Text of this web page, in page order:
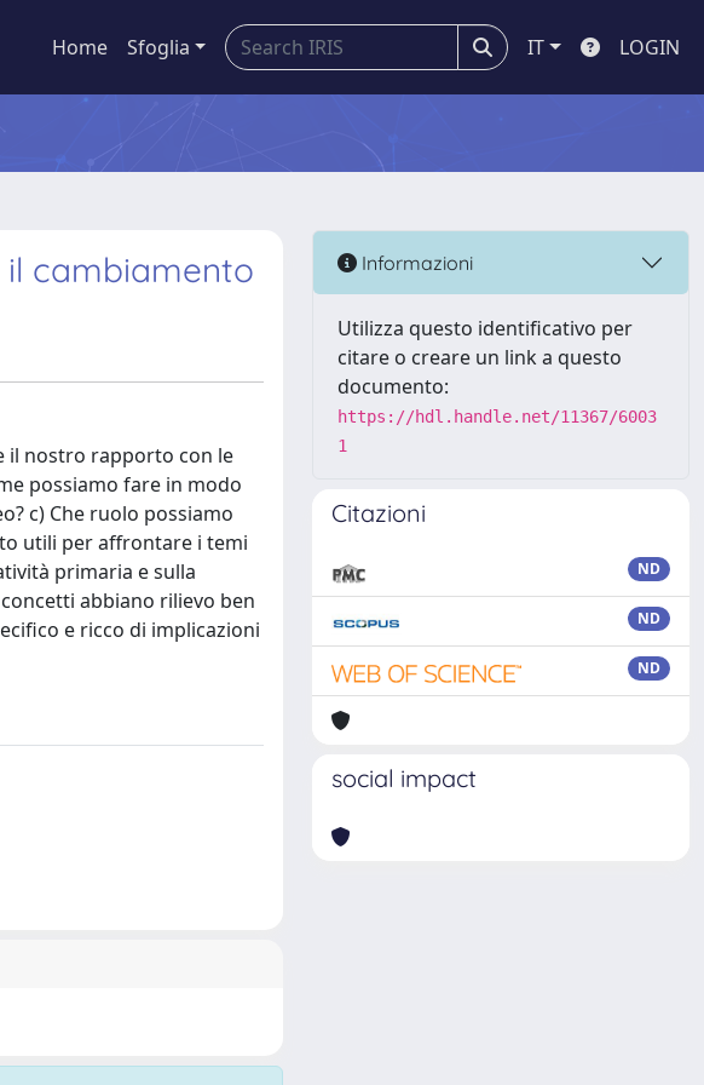
Home Sfoglia IT LOGIN
il cambiamento
il nostro rapporto con le
possiamo fare in modo
c) Che ruolo possiamo
utili per affrontare i temi
primaria e sulla
abbiano rilievo ben
e ricco di implicazioni
Informazioni
Utilizza questo identificativo per
citare o creare un link a questo
documento:
https://hdl.handle.net/11367/6003
1
Citazioni
ND
ND
ND
social impact